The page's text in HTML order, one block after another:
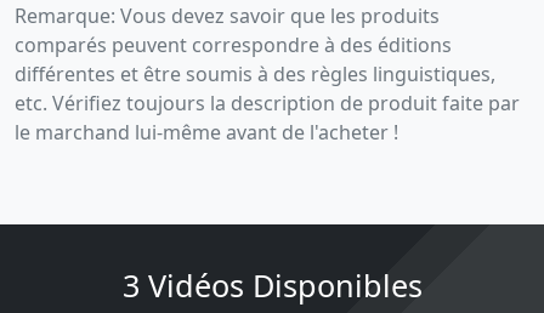
Remarque: Vous devez savoir que les produits
comparés peuvent correspondre à des éditions
différentes et être soumis à des règles linguistiques,
etc. Vérifiez toujours la description de produit faite par
le marchand lui-même avant de l'acheter !
3 Vidéos Disponibles